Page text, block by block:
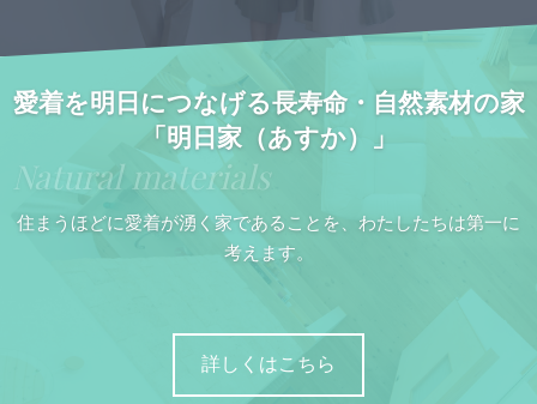
愛着を明日につなげる長寿命・自然素材の家
「明日家（あすか）」
Natural materials
住まうほどに愛着が湧く家であることを、わたしたちは第一に
考えます。
詳しくはこちら